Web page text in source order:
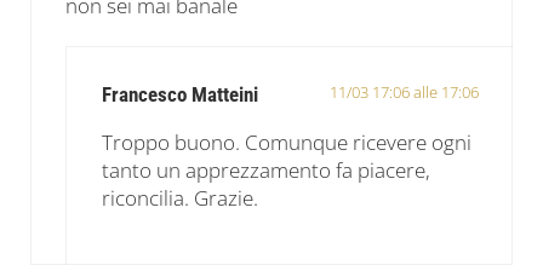
non sei mai banale
Francesco Matteini 11/03 17:06 alle 17:06
Troppo buono. Comunque ricevere ogni
tanto un apprezzamento fa piacere,
riconcilia. Grazie.